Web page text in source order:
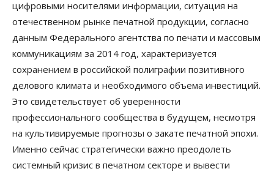
цифровыми носителями информации, ситуация на
отечественном рынке печатной продукции, согласно
данным Федерального агентства по печати и массовым
коммуникациям за 2014 год, характеризуется
сохранением в российской полиграфии позитивного
делового климата и необходимого объема инвестиций.
Это свидетельствует об уверенности
профессионального сообщества в будущем, несмотря
на культивируемые прогнозы о закате печатной эпохи.
Именно сейчас стратегически важно преодолеть
системный кризис в печатном секторе и вывести